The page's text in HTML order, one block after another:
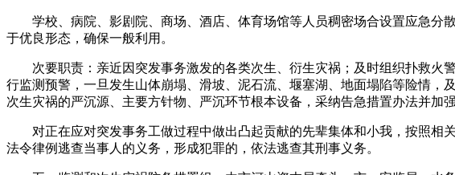
学校、病院、影剧院、商场、酒店、体育场馆等人员稠密场合设置应急分
于优良形态，确保一般利用。
次要职责：亲近因突发事务激发的各类次生、衍生灾祸；及时组织扑救火
行监测预警，一旦发生山体崩塌、滑坡、泥石流、堰塞湖、地面塌陷等险情
次生灾祸的严沉源、主要方针物、严沉环节根本设备，采纳告急措置办法并加
对正在应对突发事务工做过程中做出凸起贡献的先辈集体和小我，按照相
法令律例逃查当事人的义务，形成犯罪的，依法逃查其刑事义务。